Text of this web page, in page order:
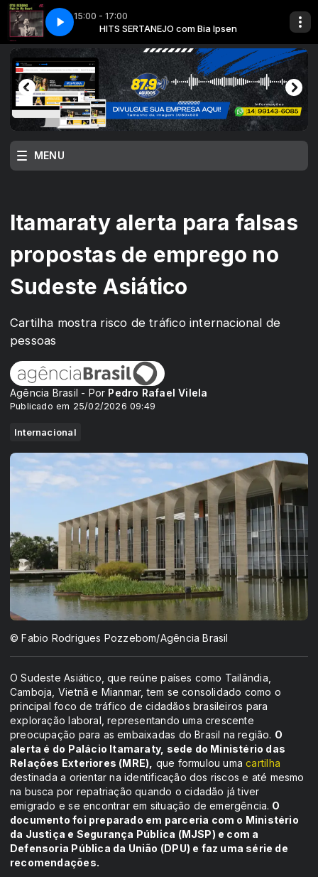
15:00 - 17:00
Ipsen HITS SERTANEJO com Bia Ipsen
15 - Release Me
MENU
Itamaraty alerta para falsas
propostas de emprego no
Sudeste Asiático
Cartilha mostra risco de tráfico internacional de
pessoas
Agência Brasil - Por Pedro Rafael Vilela
Publicado em 25/02/2026 09:49
Internacional
© Fabio Rodrigues Pozzebom/Agência Brasil
O Sudeste Asiático, que reúne países como Tailândia,
Camboja, Vietnã e Mianmar, tem se consolidado como o
principal foco de tráfico de cidadãos brasileiros para
exploração laboral, representando uma crescente
preocupação para as embaixadas do Brasil na região. O
alerta é do Palácio Itamaraty, sede do Ministério das
Relações Exteriores (MRE),
que formulou umacartilha
destinada a orientar na identificação dos riscos e até mesmo
na busca por repatriação quando o cidadão já tiver
emigrado e se encontrar em situação de emergência. O
documento foi preparado em parceria com o Ministério
da Justiça e Segurança Pública (MJSP) e com a
Defensoria Pública da União (DPU) e faz uma série de
recomendações.